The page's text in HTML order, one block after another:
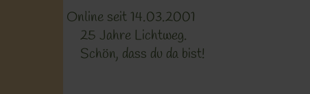
Online seit 14.03.2001
25 Jahre Lichtweg.
Schön, dass du da bist!